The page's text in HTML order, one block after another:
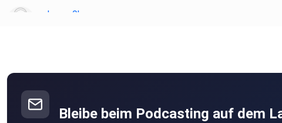
dewpo9ka
Ardo
Bleibe beim Podcasting auf dem